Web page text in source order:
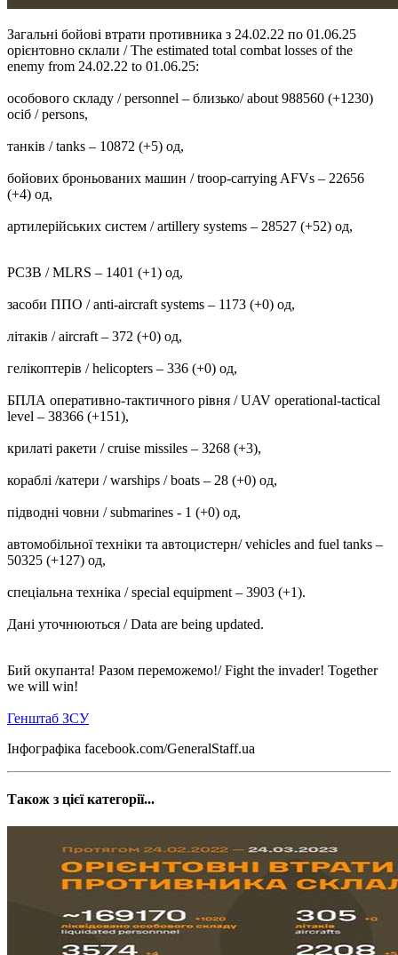
Загальні бойові втрати противника з 24.02.22 по 01.06.25
орієнтовно склали / The estimated total combat losses of the
enemy from 24.02.22 to 01.06.25:
особового складу / personnel ‒ близько/ about 988560 (+1230)
осіб / persons,
танків / tanks ‒ 10872 (+5) од,
бойових броньованих машин / troop-carrying AFVs ‒ 22656
(+4) од,
артилерійських систем / artillery systems – 28527 (+52) од,
РСЗВ / MLRS – 1401 (+1) од,
засоби ППО / anti-aircraft systems ‒ 1173 (+0) од,
літаків / aircraft – 372 (+0) од,
гелікоптерів / helicopters – 336 (+0) од,
БПЛА оперативно-тактичного рівня / UAV operational-tactical
level – 38366 (+151),
крилаті ракети / cruise missiles ‒ 3268 (+3),
кораблі /катери / warships / boats ‒ 28 (+0) од,
підводні човни / submarines - 1 (+0) од,
автомобільної техніки та автоцистерн/ vehicles and fuel tanks –
50325 (+127) од,
спеціальна техніка / special equipment ‒ 3903 (+1).
Дані уточнюються / Data are being updated.
Бий окупанта! Разом переможемо!/ Fight the invader! Together
we will win!
Генштаб ЗСУ
Інфографіка facebook.com/GeneralStaff.ua
Також з цієї категорії...